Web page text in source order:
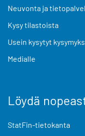
Neuvonta ja
Kysy tilastoista
Usein kysytyt
Medialle
Löydä
StatFin-tietokanta